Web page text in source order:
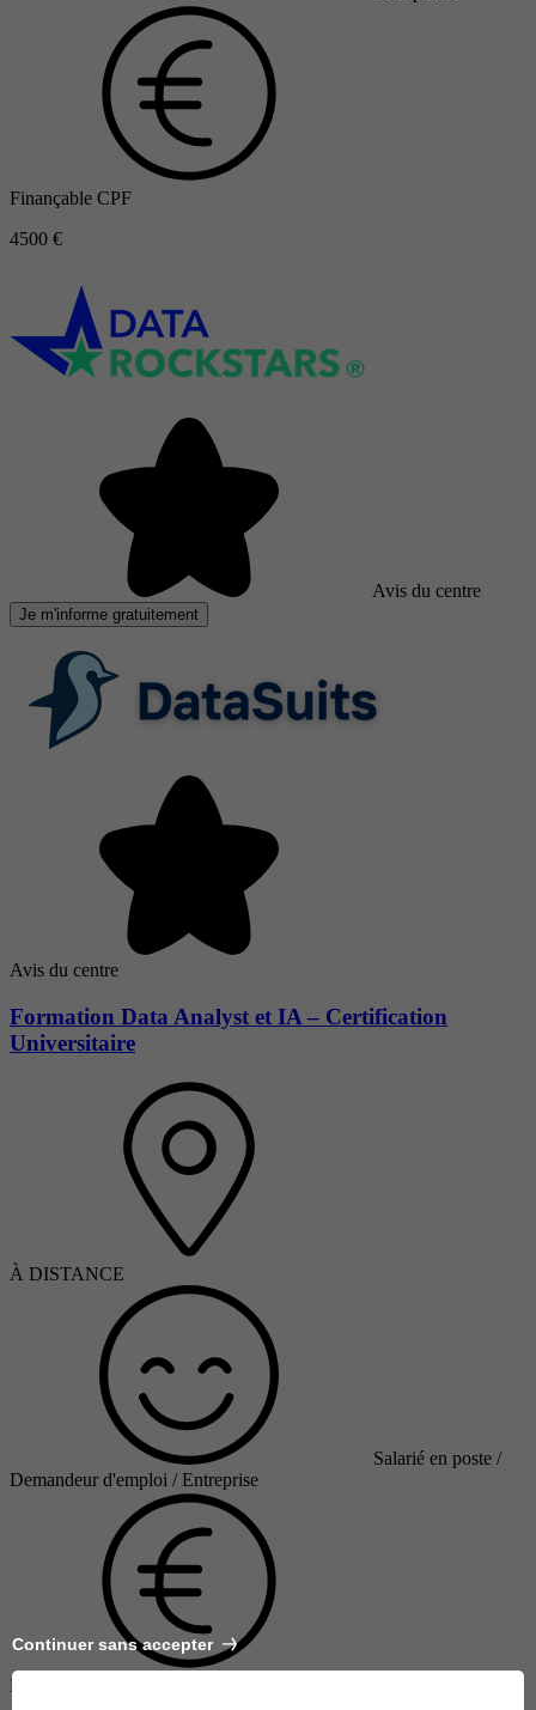
Finançable CPF
4500 €
Avis du centre
Je m'informe gratuitement
Avis du centre
Formation Data Analyst et IA – Certification
Universitaire
À DISTANCE
Salarié en poste /
Demandeur d'emploi / Entreprise
Finançable CPF
Continuer sans accepter